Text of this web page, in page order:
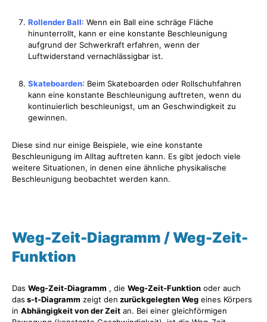
Rollender Ball: Wenn ein Ball eine schräge Fläche
hinunterrollt, kann er eine konstante Beschleunigung
aufgrund der Schwerkraft erfahren, wenn der
Luftwiderstand vernachlässigbar ist.
Skateboarden: Beim Skateboarden oder Rollschuhfahren
kann eine konstante Beschleunigung auftreten, wenn du
kontinuierlich beschleunigst, um an Geschwindigkeit zu
gewinnen.
Diese sind nur einige Beispiele, wie eine konstante
Beschleunigung im Alltag auftreten kann. Es gibt jedoch viele
weitere Situationen, in denen eine ähnliche physikalische
Beschleunigung beobachtet werden kann.
Weg-Zeit-Diagramm / Weg-Zeit-
Funktion
Das Weg-Zeit-Diagramm , die Weg-Zeit-Funktion oder auch
das s-t-Diagramm zeigt den zurückgelegten Weg eines Körpers
in Abhängigkeit von der Zeit an. Bei einer gleichförmigen